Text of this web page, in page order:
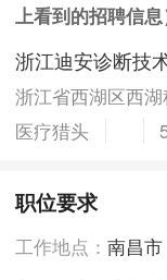
上看到的招聘信息
浙江迪安诊断技
浙江省西湖区西
医疗猎头
职位要求
工作地点：南昌市